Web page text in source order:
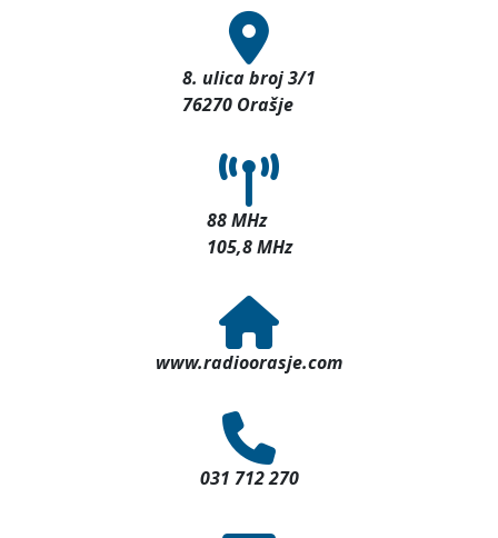
8. ulica broj 3/1
76270 Orašje
88 MHz
105,8 MHz
www.radioorasje.com
031 712 270